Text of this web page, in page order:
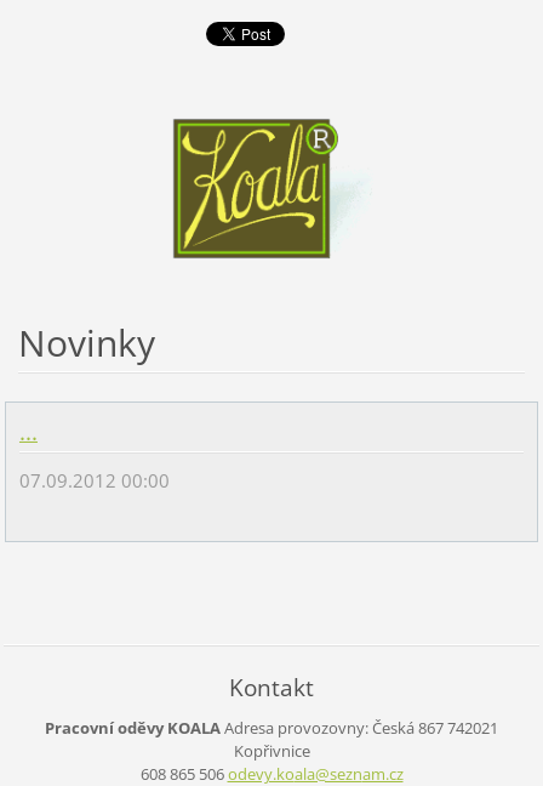
Novinky
...
07.09.2012 00:00
Kontakt
Pracovní oděvy KOALAAdresa provozovny:Česká 867742021
Kopřivnice
608 865 506odevy.koala@seznam.cz